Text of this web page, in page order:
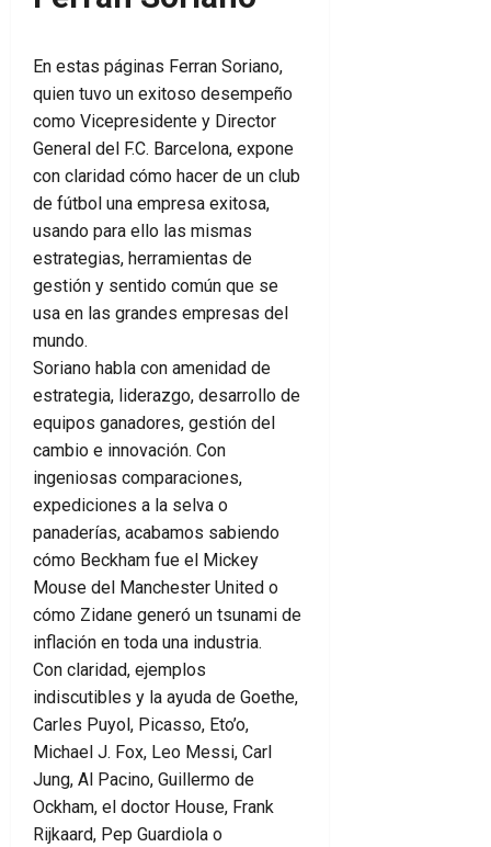
En estas páginas Ferran Soriano,
quien tuvo un exitoso desempeño
como Vicepresidente y Director
General del F.C. Barcelona, expone
con claridad cómo hacer de un club
de fútbol una empresa exitosa,
usando para ello las mismas
estrategias, herramientas de
gestión y sentido común que se
usa en las grandes empresas del
mundo.
Soriano habla con amenidad de
estrategia, liderazgo, desarrollo de
equipos ganadores, gestión del
cambio e innovación. Con
ingeniosas comparaciones,
expediciones a la selva o
panaderías, acabamos sabiendo
cómo Beckham fue el Mickey
Mouse del Manchester United o
cómo Zidane generó un tsunami de
inflación en toda una industria.
Con claridad, ejemplos
indiscutibles y la ayuda de Goethe,
Carles Puyol, Picasso, Eto’o,
Michael J. Fox, Leo Messi, Carl
Jung, Al Pacino, Guillermo de
Ockham, el doctor House, Frank
Rijkaard, Pep Guardiola o